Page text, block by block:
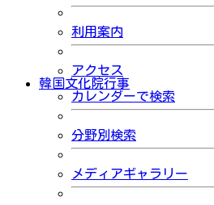
利用案内
アクセス
韓国文化院行事
カレンダーで検索
分野別検索
メディアギャラリー